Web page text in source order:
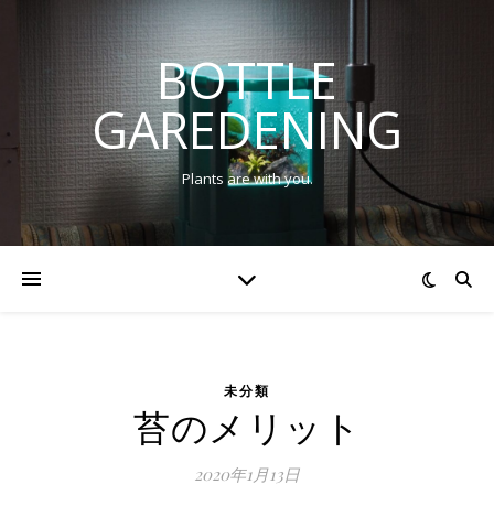
BOTTLE
GAREDENING
Plants are with you.
未分類
苔のメリット
2020年1月13日